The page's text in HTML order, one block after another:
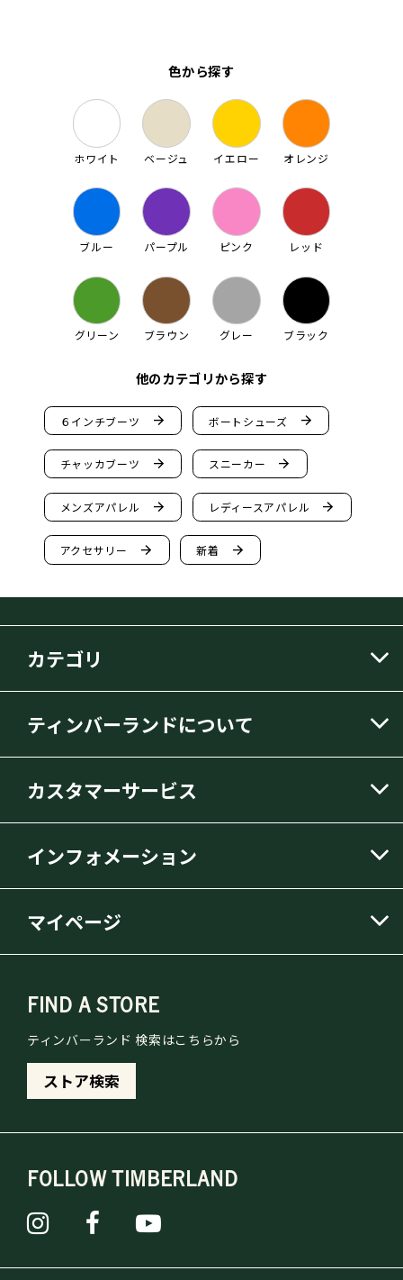
色から探す
ホワイト ベージュ イエロー オレンジ
ブルー パープル ピンク レッド
グリーン ブラウン グレー ブラック
他のカテゴリから探す
６インチブーツ arrow_forward ボートシューズ arrow_forward
チャッカブーツ arrow_forward スニーカー arrow_forward
メンズアパレル arrow_forward レディースアパレル arrow_forward
アクセサリー arrow_forward 新着 arrow_forward
カテゴリ
ティンバーランドについて
カスタマーサービス
インフォメーション
マイページ
FIND A STORE
ティンバーランド 検索はこちらから
ストア検索
FOLLOW TIMBERLAND